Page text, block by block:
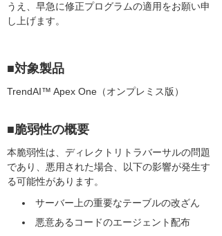
うえ、早急に修正プログラムの適用をお願い申
し上げます。
■対象製品
TrendAI™ Apex One（オンプレミス版）
■脆弱性の概要
本脆弱性は、ディレクトリトラバーサルの問題
であり、悪用された場合、以下の影響が発生す
る可能性があります。
サーバー上の重要なテーブルの改ざん
悪意あるコードのエージェント配布